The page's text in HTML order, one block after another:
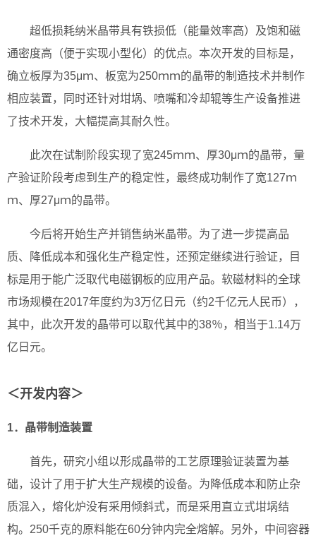
超低损耗纳米晶带具有铁损低（能量效率高）及饱和磁
通密度高（便于实现小型化）的优点。本次开发的目标是，
确立板厚为35μｍ、板宽为250ｍｍ的晶带的制造技术并制作
相应装置，同时还针对坩埚、喷嘴和冷却辊等生产设备推进
了技术开发，大幅提高其耐久性。
此次在试制阶段实现了宽245ｍｍ、厚30μｍ的晶带，量
产验证阶段考虑到生产的稳定性，最终成功制作了宽127ｍ
ｍ、厚27μｍ的晶带。
今后将开始生产并销售纳米晶带。为了进一步提高品
质、降低成本和强化生产稳定性，还预定继续进行验证，目
标是用于能广泛取代电磁钢板的应用产品。软磁材料的全球
市场规模在2017年度约为3万亿日元（约2千亿元人民币），
其中，此次开发的晶带可以取代其中的38％，相当于1.14万
亿日元。
＜开发内容＞
1．晶带制造装置
首先，研究小组以形成晶带的工艺原理验证装置为基
础，设计了用于扩大生产规模的设备。为降低成本和防止杂
质混入，熔化炉没有采用倾斜式，而是采用直立式坩埚结
构。250千克的原料能在60分钟内完全熔解。另外，中间容器